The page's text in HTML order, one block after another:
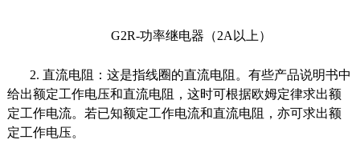
G2R-功率继电器（2A以上）
2. 直流电阻：这是指线圈的直流电阻。有些产品说明书中
给出额定工作电压和直流电阻，这时可根据欧姆定律求出额
定工作电流。若已知额定工作电流和直流电阻，亦可求出额
定工作电压。